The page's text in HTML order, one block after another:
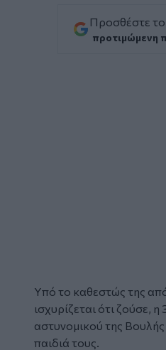
Προσθέστε το
προτιμώμενη
Υπό το καθεστώς της
ισχυρίζεται ότι ζούσε,
αστυνομικού της Βουλής
παιδιά τους.